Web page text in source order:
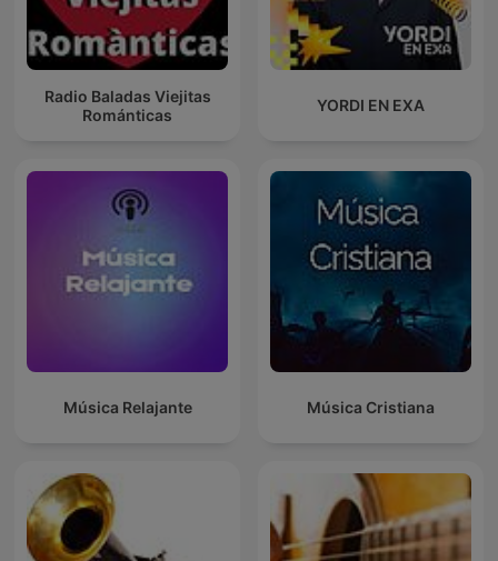
Radio Baladas Viejitas
Románticas
YORDI EN EXA
Música Relajante Música Cristiana